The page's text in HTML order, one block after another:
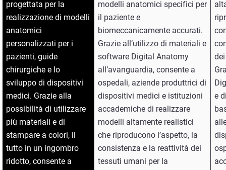
progettata per la
realizzazione di modelli
anatomici
personalizzati per i
pazienti, guide
chirurgiche e lo
sviluppo di dispositivi
medici. Grazie alla
possibilità di utilizzare
più materiali e di
stampare a colori, il
tutto in un ingombro
ridotto, consente a
modelli anatomici specifici per
il paziente e
biomeccanicamente accurati.
Grazie all’utilizzo di materiali e
software Digital Anatomy
all’avanguardia, consente a
ospedali, aziende produttrici di
dispositivi medici e istituzioni
accademiche di realizzare
modelli altamente realistici
che riproducono l’aspetto, la
consistenza e la reattività dei
tessuti umani per la
e